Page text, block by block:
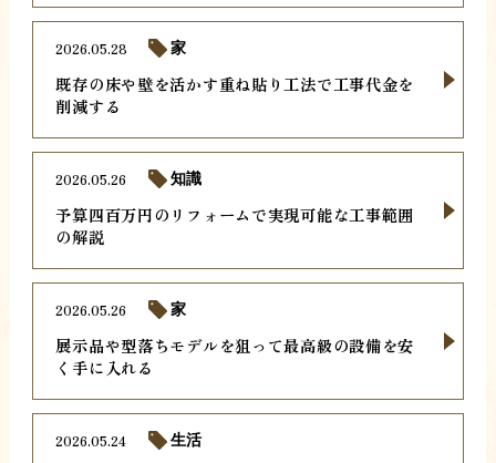
既存の床や壁を活かす重ね貼り工法で工事代金を
削減する
2026.05.28 家
予算四百万円のリフォームで実現可能な工事範囲
の解説
2026.05.26 知識
展示品や型落ちモデルを狙って最高級の設備を安
く手に入れる
2026.05.26 家
2026.05.24 生活